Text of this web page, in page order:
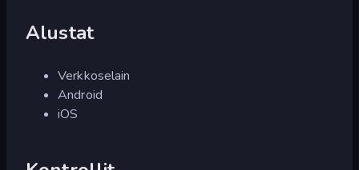
Alustat
Verkkoselain
Android
iOS